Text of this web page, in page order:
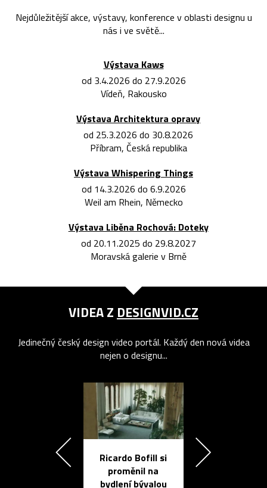
Nejdůležitější akce, výstavy, konference v oblasti designu u
nás i ve světě...
Výstava Kaws
od 3.4.2026 do 27.9.2026
Vídeň, Rakousko
Výstava Architektura opravy
od 25.3.2026 do 30.8.2026
Příbram, Česká republika
Výstava Whispering Things
od 14.3.2026 do 6.9.2026
Weil am Rhein, Německo
Výstava Liběna Rochová: Doteky
od 20.11.2025 do 29.8.2027
Moravská galerie v Brně
VIDEA Z DESIGNVID.CZ
Jedinečný český design video portál. Každý den nová videa
nejen o designu...
Ricardo Bofill si
proměnil na
bydlení bývalou